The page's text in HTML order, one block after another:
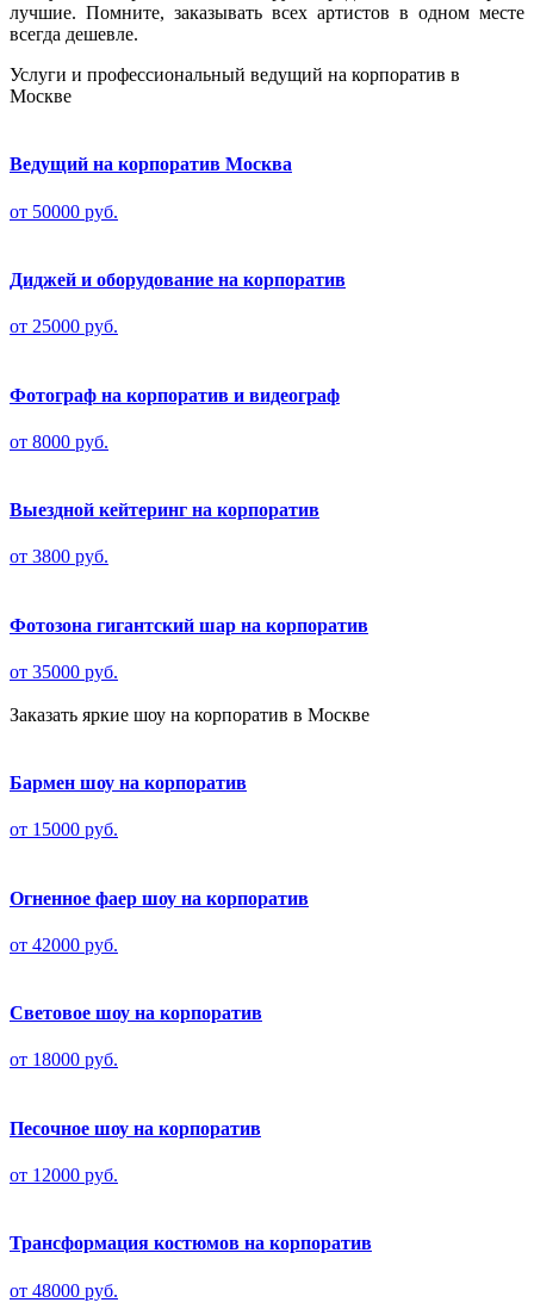
лучшие. Помните, заказывать всех артистов в одном месте
всегда дешевле.
Услуги и профессиональный ведущий на корпоратив в
Москве
Ведущий на корпоратив Москва
от 50000 руб.
Диджей и оборудование на корпоратив
от 25000 руб.
Фотограф на корпоратив и видеограф
от 8000 руб.
Выездной кейтеринг на корпоратив
от 3800 руб.
Фотозона гигантский шар на корпоратив
от 35000 руб.
Заказать яркие шоу на корпоратив в Москве
Бармен шоу на корпоратив
от 15000 руб.
Огненное фаер шоу на корпоратив
от 42000 руб.
Световое шоу на корпоратив
от 18000 руб.
Песочное шоу на корпоратив
от 12000 руб.
Трансформация костюмов на корпоратив
от 48000 руб.